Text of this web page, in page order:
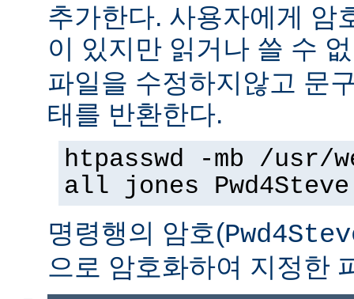
추가한다. 사용자에게 암
이 있지만 읽거나 쓸 수
파일을 수정하지않고 문
태를 반환한다.
htpasswd -mb /usr/
all jones Pwd4Steve
명령행의 암호(
으로 암호화하여 지정한